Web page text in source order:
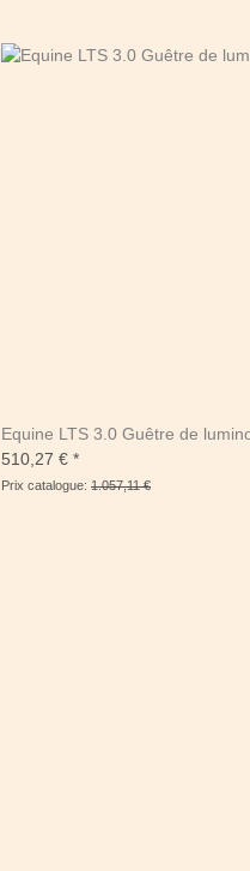
Equine LTS 3.0 Guêtre de
510,27 € *
Prix catalogue: 1.057,11 €